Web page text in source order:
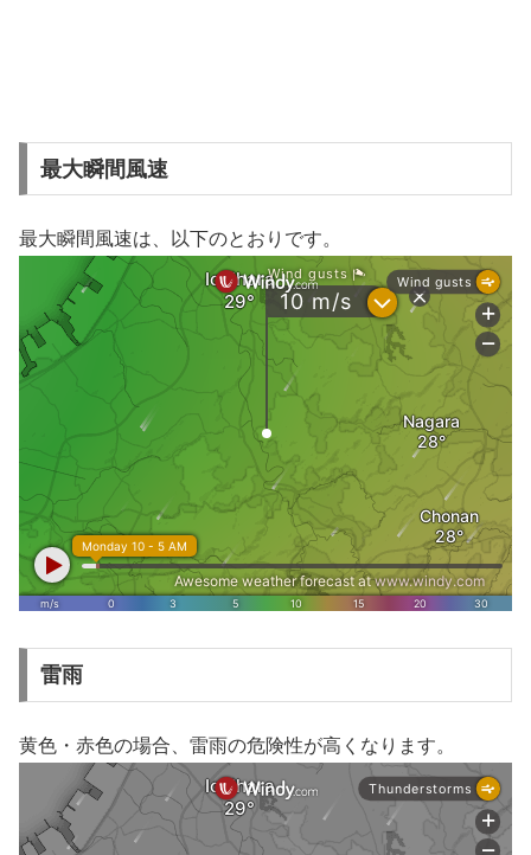
最大瞬間風速
最大瞬間風速は、以下のとおりです。
雷雨
黄色・赤色の場合、雷雨の危険性が高くなります。